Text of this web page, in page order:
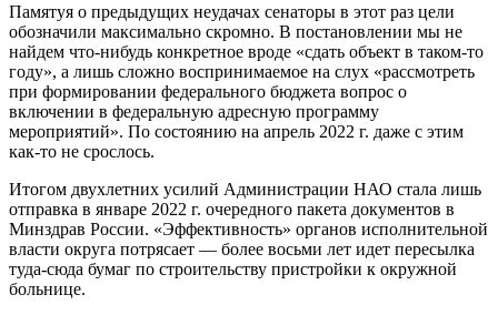
Памятуя о предыдущих неудачах сенаторы в этот раз цели
обозначили максимально скромно. В постановлении мы не
найдем что-нибудь конкретное вроде «сдать объект в таком-то
году», а лишь сложно воспринимаемое на слух «рассмотреть
при формировании федерального бюджета вопрос о
включении в федеральную адресную программу
мероприятий». По состоянию на апрель 2022 г. даже с этим
как-то не срослось.
Итогом двухлетних усилий Администрации НАО стала лишь
отправка в январе 2022 г. очередного пакета документов в
Минздрав России. «Эффективность» органов исполнительной
власти округа потрясает — более восьми лет идет пересылка
туда-сюда бумаг по строительству пристройки к окружной
больнице.